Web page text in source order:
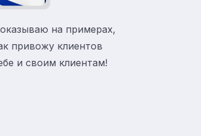
на примерах,
привожу клиентов
и своим клиентам!